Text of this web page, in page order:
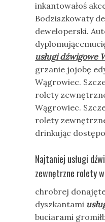
inkantowałoś
Bodziszkowaty
deweloperski.
usługi dźwigowe
grzanie jojobę
Wągrowiec.
rolety
Wągrowiec.
rolety
drinkując
Najtaniej usługi
zewnętrzne rolety
chrobrej
dyszkantami
buciarami